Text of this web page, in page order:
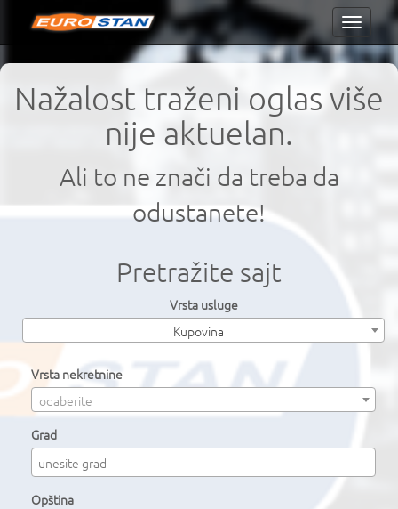
Toggle
Nažalost traženi oglas više
nije aktuelan.
Ali to ne znači da treba da
odustanete!
Pretražite sajt
Vrsta usluge
Kupovina
Vrsta nekretnine
odaberite
Grad
Opština